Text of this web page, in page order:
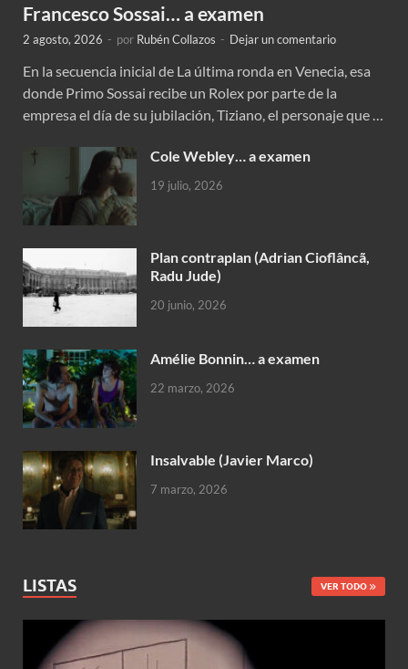
Francesco Sossai… a examen
2 agosto, 2026 - por Rubén Collazos - Dejar un comentario
En la secuencia inicial de La última ronda en Venecia, esa
donde Primo Sossai recibe un Rolex por parte de la
empresa el día de su jubilación, Tiziano, el personaje que …
Cole Webley… a examen
19 julio, 2026
Plan contraplan (Adrian Cioflâncã,
Radu Jude)
20 junio, 2026
Amélie Bonnin… a examen
22 marzo, 2026
Insalvable (Javier Marco)
7 marzo, 2026
LISTAS VER TODO